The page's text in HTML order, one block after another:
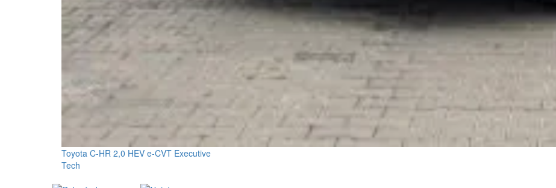
Toyota C-HR 2,0 HEV e-CVT Executive
Tech